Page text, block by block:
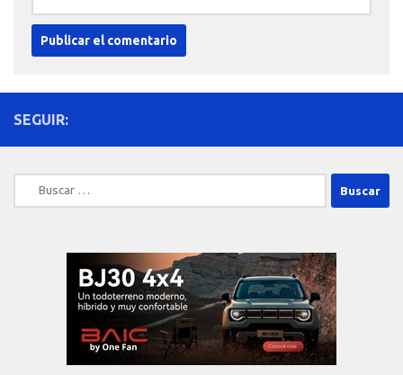
SEGUIR:
Buscar: